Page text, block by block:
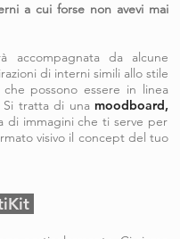
a cui forse non avevi mai
accompagnata da alcune
di interni simili allo stile
possono essere in linea
tratta di una moodboard,
di immagini che ti serve per
visivo il concept del tuo